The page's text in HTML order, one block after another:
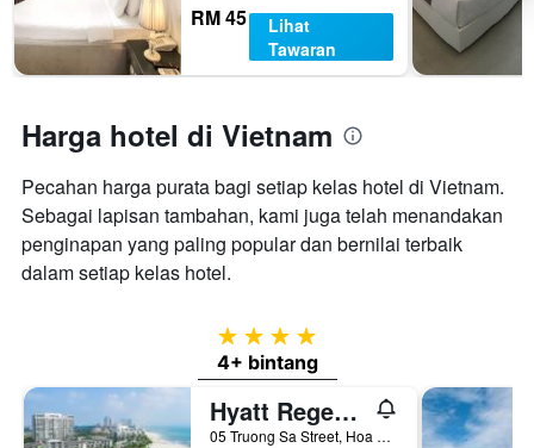
RM 45
Lihat
Tawaran
Harga hotel di Vietnam
Pecahan harga purata bagi setiap kelas hotel di Vietnam.
Sebagai lapisan tambahan, kami juga telah menandakan
penginapan yang paling popular dan bernilai terbaik
dalam setiap kelas hotel.
4 bintang
4+ bintang
Hyatt Regency Danang Resort and Spa
05 Truong Sa Street, Hoa Hai Ward, Da Nang, Vietnam